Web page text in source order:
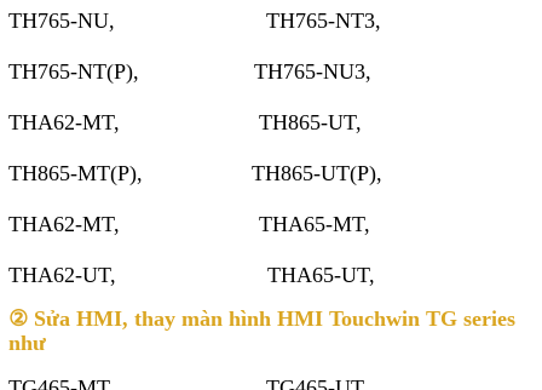
TH765-NU, TH765-NT3,
TH765-NT(P), TH765-NU3,
THA62-MT, TH865-UT,
TH865-MT(P), TH865-UT(P),
THA62-MT, THA65-MT,
THA62-UT, THA65-UT,
② Sửa HMI, thay màn hình HMI Touchwin TG series
như